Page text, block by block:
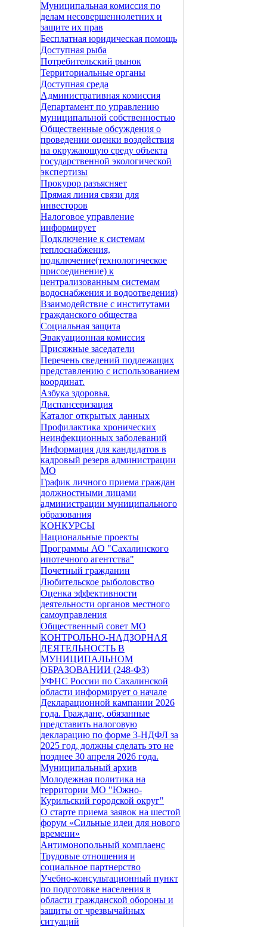
Муниципальная комиссия по
делам несовершеннолетних и
защите их прав
Бесплатная юридическая помощь
Доступная рыба
Потребительский рынок
Территориальные органы
Доступная среда
Административная комиссия
Департамент по управлению
муниципальной собственностью
Общественные обсуждения о
проведении оценки воздействия
на окружающую среду объекта
государственной экологической
экспертизы
Прокурор разъясняет
Прямая линия связи для
инвесторов
Налоговое управление
информирует
Подключение к системам
теплоснабжения,
подключение(технологическое
присоединение) к
централизованным системам
водоснабжения и водоотведения)
Взаимодействие с институтами
гражданского общества
Социальная защита
Эвакуационная комиссия
Присяжные заседатели
Перечень сведений подлежащих
представлению с использованием
координат.
Азбука здоровья.
Диспансеризация
Каталог открытых данных
Профилактика хронических
неинфекционных заболеваний
Информация для кандидатов в
кадровый резерв администрации
МО
График личного приема граждан
должностными лицами
администрации муниципального
образования
КОНКУРСЫ
Национальные проекты
Программы АО "Сахалинского
ипотечного агентства"
Почетный гражданин
Любительское рыболовство
Оценка эффективности
деятельности органов местного
самоуправления
Общественный совет МО
КОНТРОЛЬНО-НАДЗОРНАЯ
ДЕЯТЕЛЬНОСТЬ В
МУНИЦИПАЛЬНОМ
ОБРАЗОВАНИИ (248-ФЗ)
УФНС России по Сахалинской
области информирует о начале
Декларационной кампании 2026
года. Граждане, обязанные
представить налоговую
декларацию по форме 3-НДФЛ за
2025 год, должны сделать это не
позднее 30 апреля 2026 года.
Муниципальный архив
Молодежная политика на
территории МО "Южно-
Курильский городской округ"
О старте приема заявок на шестой
форум «Сильные идеи для нового
времени»
Антимонопольный комплаенс
Трудовые отношения и
социальное партнерство
Учебно-консультационный пункт
по подготовке населения в
области гражданской обороны и
защиты от чрезвычайных
ситуаций